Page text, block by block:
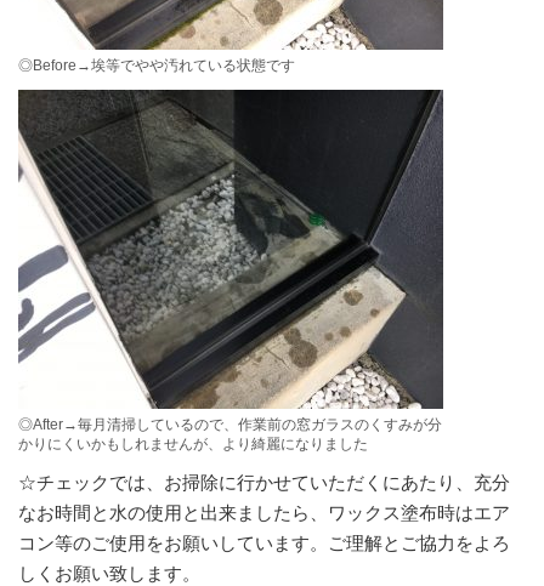
◎Before→埃等でやや汚れている状態です
◎After→毎月清掃しているので、作業前の窓ガラスのくすみが分
かりにくいかもしれませんが、より綺麗になりました
☆チェックでは、お掃除に行かせていただくにあたり、充分
なお時間と水の使用と出来ましたら、ワックス塗布時はエア
コン等のご使用をお願いしています。ご理解とご協力をよろ
しくお願い致します。